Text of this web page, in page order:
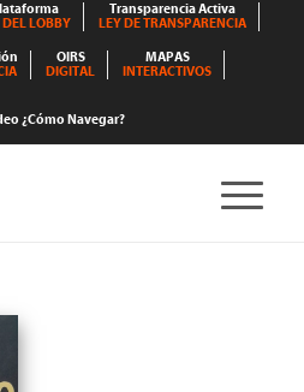
DEL LOBBY
Transparencia Activa
LEY DE TRANSPARENCIA
OIRS
DIGITAL
MAPAS
INTERACTIVOS
¿Cómo Navegar?